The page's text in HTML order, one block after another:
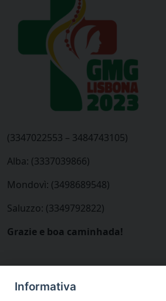
(3347022553 – 3484743105)
Alba: (3337039866)
Mondovì: (3498689548)
Saluzzo: (3349792822)
Grazie e boa caminhada!
Informativa